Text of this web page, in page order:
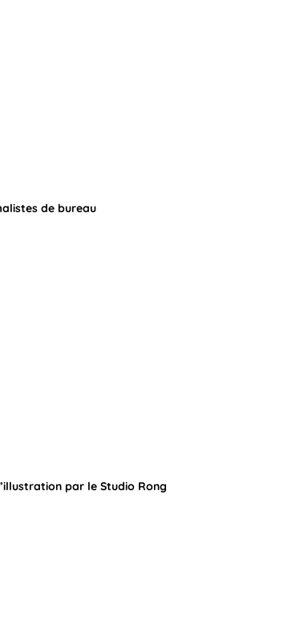
de bureau
par le Studio Rong